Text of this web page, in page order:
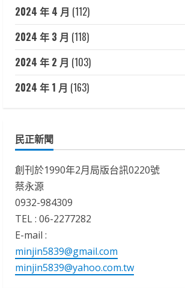
2024 年 4 月 (112)
2024 年 3 月 (118)
2024 年 2 月 (103)
2024 年 1 月 (163)
民正新聞
創刊於1990年2月局版台訊0220號
蔡永源
0932-984309
TEL : 06-2277282
E-mail :
minjin5839@gmail.com
minjin5839@yahoo.com.tw